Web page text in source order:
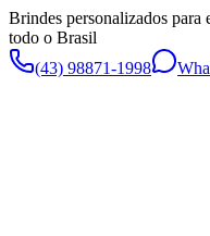
Brindes personalizados para
todo o Brasil
(43) 98871-1998